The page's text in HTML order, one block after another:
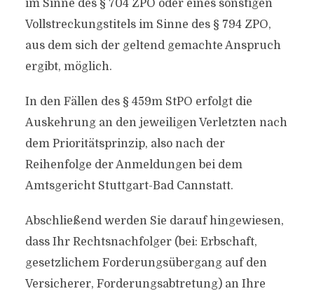
im Sinne des § 704 ZPO oder eines sonstigen
Vollstreckungstitels im Sinne des § 794 ZPO,
aus dem sich der geltend gemachte Anspruch
ergibt, möglich.
In den Fällen des § 459m StPO erfolgt die
Auskehrung an den jeweiligen Verletzten nach
dem Prioritätsprinzip, also nach der
Reihenfolge der Anmeldungen bei dem
Amtsgericht Stuttgart-Bad Cannstatt.
Abschließend werden Sie darauf hingewiesen,
dass Ihr Rechtsnachfolger (bei: Erbschaft,
gesetzlichem Forderungsübergang auf den
Versicherer, Forderungsabtretung) an Ihre